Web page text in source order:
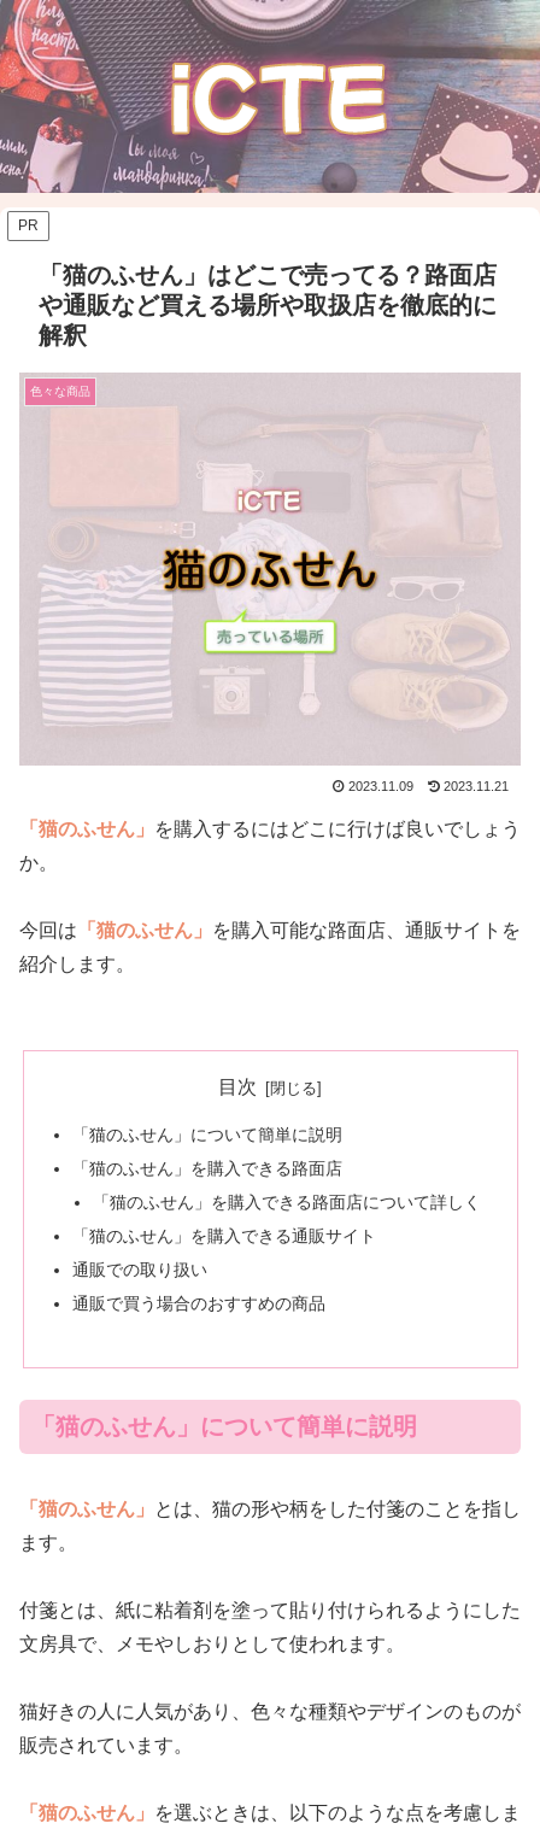
PR
「猫のふせん」はどこで売ってる？路面店
や通販など買える場所や取扱店を徹底的に
解釈
色々な商品
2023.11.09 2023.11.21
「猫のふせん」
を購入するにはどこに行けば良いでしょう
か。
今回は 「猫のふせん」
を購入可能な路面店、通販サイトを
紹介します。
目次
「猫のふせん」について簡単に説明
「猫のふせん」を購入できる路面店
「猫のふせん」を購入できる路面店について詳しく
「猫のふせん」を購入できる通販サイト
通販での取り扱い
通販で買う場合のおすすめの商品
「猫のふせん」について簡単に説明
「猫のふせん」
とは、猫の形や柄をした付箋のことを指し
ます。
付箋とは、紙に粘着剤を塗って貼り付けられるようにした
文房具で、メモやしおりとして使われます。
猫好きの人に人気があり、色々な種類やデザインのものが
販売されています。
「猫のふせん」
を選ぶときは、以下のような点を考慮しま